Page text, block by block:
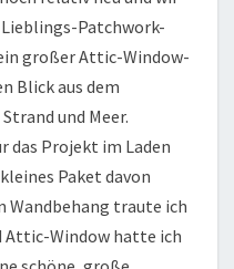
Patchwork-
großer Attic-Window-
Blick aus dem
und Meer.
das Projekt im Laden
Paket davon
Wandbehang traute ich
Attic-Window hatte ich